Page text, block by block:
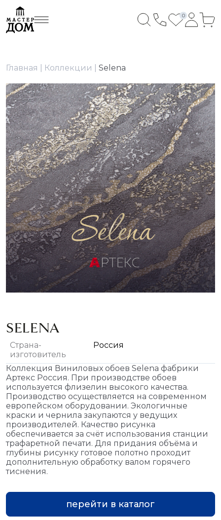
0
Главная Коллекции Selena
SELENA
Страна-
изготовитель
Россия
Коллекция Виниловых обоев Selena фабрики
Артекс Россия. При производстве обоев
используется флизелин высокого качества.
Производство осуществляется на современном
европейском оборудовании. Экологичные
краски и чернила закупаются у ведущих
производителей. Качество рисунка
обеспечивается за счёт использования станции
трафаретной печати. Для придания объёма и
глубины рисунку готовое полотно проходит
дополнительную обработку валом горячего
тиснения.
перейти в каталог